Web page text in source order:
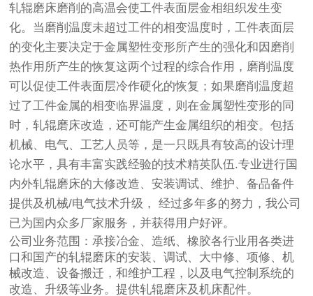
轧辊磨床磨削的高温会使工件表面层金相组织发生变
化。当磨削温度未超过工件的相变温度时，工件表面层
的变化主要决定于金属塑性变形所产生的强化和因磨削
热作用所产生的恢复这两个过程的综合作用，磨削温度
可以促使工件表面层冷作硬化的恢复；如果磨削温度超
过了工件金属的相变临界温度，则在金属塑性变形的同
时，轧辊磨床改造，还可能产生金属组织的相变。包括
机械、电气、工艺人员等，是一只既具有较高的设计理
论水平，具有丰富实践经验的技术精英队伍.专业进行国
内外轧辊磨床的大修改造、安装调试、维护、备品备件
提供及机械/电气技术升级， 经过多年多的努力，我公司
已为国内众多厂家服务，并获得用户好评。
公司业务范围：承接冶金、造纸、橡胶各行业用各类进
口和国产的轧辊磨床的安装、调试、大中修、项修、机
械改造、设备搬迁，和维护工程，以及电气控制系统的
改造、升级等业务。提供轧辊磨床及机床配件。